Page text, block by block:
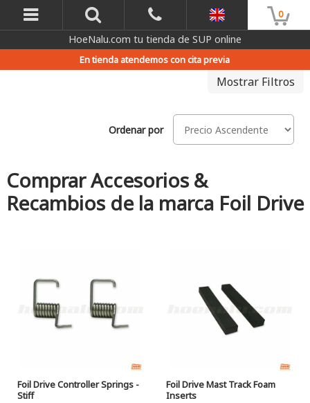
0
HoeNalu.com tu tienda de SUP online
En tienda atendemos con cita previa
Mostrar Filtros
Ordenar por
Comprar Accesorios &
Recambios de la marca Foil Drive
Foil Drive Controller Springs -
Stiff
Foil Drive Mast Track Foam
Inserts